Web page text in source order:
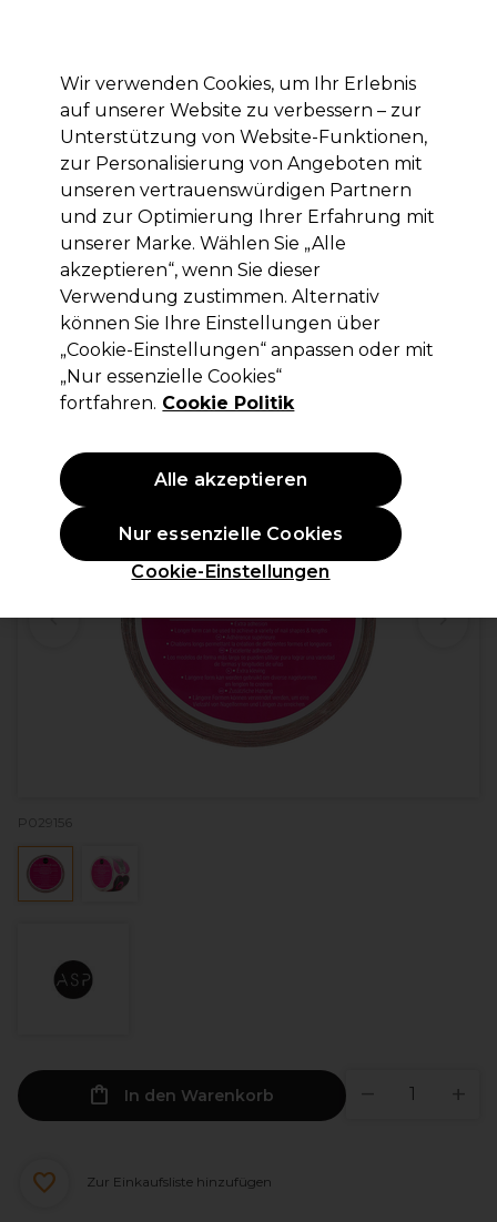
Anmelden
Marken Deals Haare Elektrogeräte Saloneinrichtung
Lieferung und Lieferzeiten
– mehr erfahren
ASP Pro Forms 250pcs
(0)
6,86 €ohne MwSt. (PROFI-PREIS)
8,16 €inkl. MwSt.)
P029156
In den Warenkorb
Zur Einkaufsliste hinzufügen
Wir verwenden Cookies, um Ihr Erlebnis
auf unserer Website zu verbessern – zur
Unterstützung von Website-Funktionen,
zur Personalisierung von Angeboten mit
unseren vertrauenswürdigen Partnern
und zur Optimierung Ihrer Erfahrung mit
unserer Marke. Wählen Sie „Alle
akzeptieren“, wenn Sie dieser
Verwendung zustimmen. Alternativ
können Sie Ihre Einstellungen über
„Cookie-Einstellungen“ anpassen oder mit
„Nur essenzielle Cookies“
fortfahren. Cookie Politik
Cookie-Einstellungen
Nur essenzielle Cookies
Alle akzeptieren